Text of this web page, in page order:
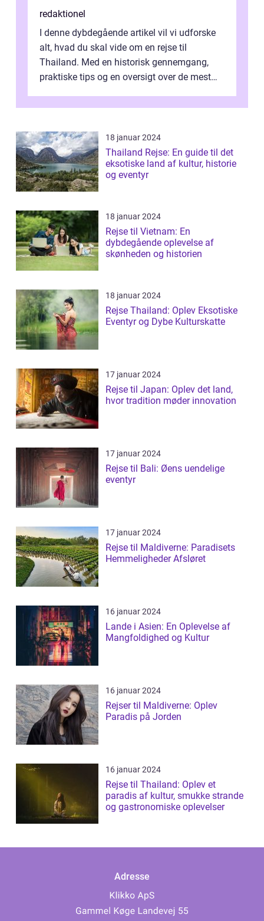
redaktionel
I denne dybdegående artikel vil vi udforske
alt, hvad du skal vide om en rejse til
Thailand. Med en historisk gennemgang,
praktiske tips og en oversigt over de mest
18 januar 2024
Thailand Rejse: En guide til det
eksotiske land af kultur, historie
og eventyr
18 januar 2024
Rejse til Vietnam: En
dybdegående oplevelse af
skønheden og historien
18 januar 2024
Rejse Thailand: Oplev Eksotiske
Eventyr og Dybe Kulturskatte
17 januar 2024
Rejse til Japan: Oplev det land,
hvor tradition møder innovation
17 januar 2024
Rejse til Bali: Øens uendelige
eventyr
17 januar 2024
Rejse til Maldiverne: Paradisets
Hemmeligheder Afsløret
16 januar 2024
Lande i Asien: En Oplevelse af
Mangfoldighed og Kultur
16 januar 2024
Rejser til Maldiverne: Oplev
Paradis på Jorden
16 januar 2024
Rejse til Thailand: Oplev et
paradis af kultur, smukke strande
og gastronomiske oplevelser
Adresse